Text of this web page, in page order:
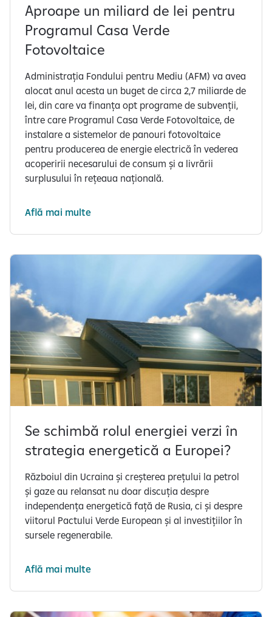
Aproape un miliard de lei pentru
Programul Casa Verde
Fotovoltaice
Administrația Fondului pentru Mediu (AFM) va avea
alocat anul acesta un buget de circa 2,7 miliarde de
lei, din care va finanța opt programe de subvenții,
între care Programul Casa Verde Fotovoltaice, de
instalare a sistemelor de panouri fotovoltaice
pentru producerea de energie electrică în vederea
acoperirii necesarului de consum și a livrării
surplusului în rețeaua națională.
Află mai multe
Se schimbă rolul energiei verzi în
strategia energetică a Europei?
Războiul din Ucraina și creșterea prețului la petrol
și gaze au relansat nu doar discuția despre
independența energetică față de Rusia, ci și despre
viitorul Pactului Verde European și al investițiilor în
sursele regenerabile.
Află mai multe